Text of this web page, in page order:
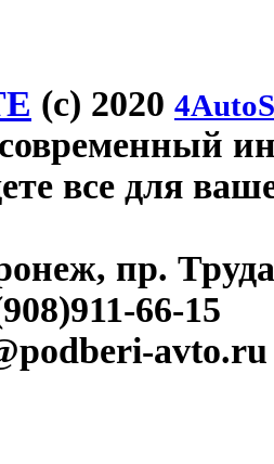
(c) 2020
все для
пр.
66-15
avto.ru